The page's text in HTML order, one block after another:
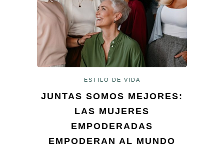
ESTILO DE VIDA
JUNTAS SOMOS MEJORES:
LAS MUJERES
EMPODERADAS
EMPODERAN AL MUNDO